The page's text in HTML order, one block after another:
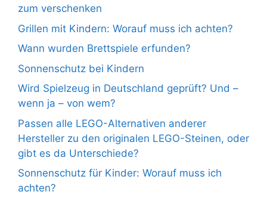
zum verschenken
Grillen mit Kindern: Worauf muss ich achten?
Wann wurden Brettspiele erfunden?
Sonnenschutz bei Kindern
Wird Spielzeug in Deutschland geprüft? Und –
wenn ja – von wem?
Passen alle LEGO-Alternativen anderer
Hersteller zu den originalen LEGO-Steinen, oder
gibt es da Unterschiede?
Sonnenschutz für Kinder: Worauf muss ich
achten?